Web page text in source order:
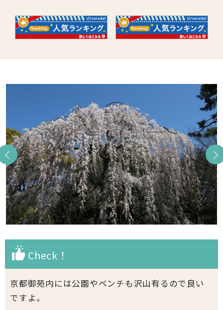
Check！
京都御苑内には公園やベンチも沢山有るので良い
ですよ。